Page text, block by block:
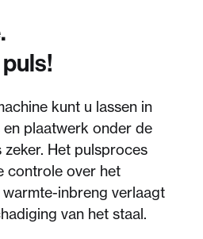
kunt u lassen in
plaatwerk onder de
Het pulsproces
controle over het
inbreng verlaagt
van het staal.